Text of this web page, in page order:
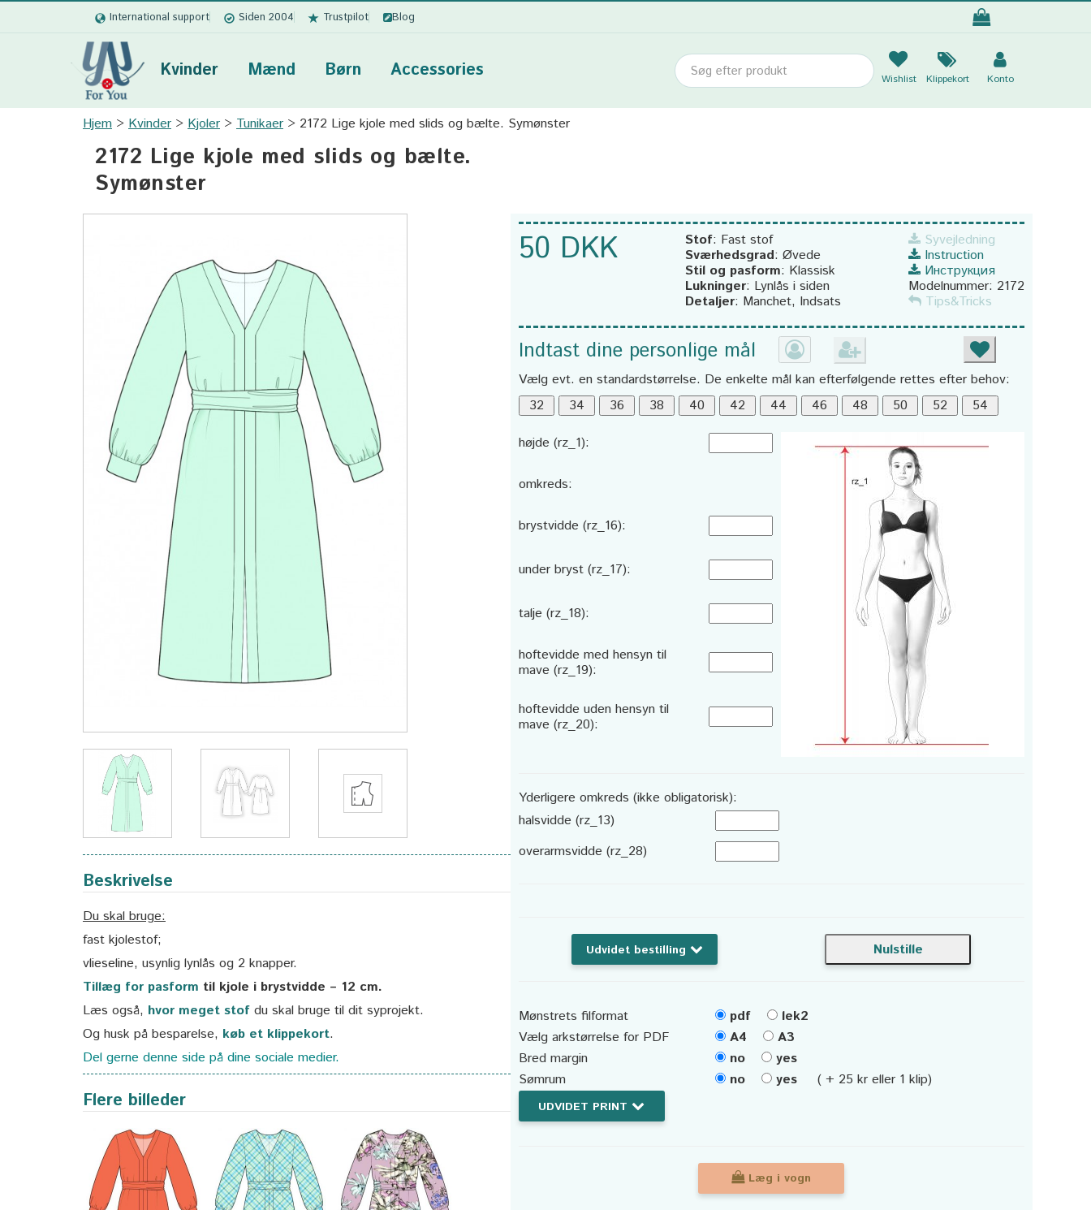
International support Siden 2004 Trustpilot Blog
Kvinder Mænd Børn Accessories Wishlist Klippekort Konto
Hjem Kvinder Kjoler Tunikaer 2172 Lige kjole med slids og bælte. Symønster
2172 Lige kjole med slids og bælte.
Symønster
Beskrivelse
Du skal bruge:
fast kjolestof;
vlieseline, usynlig lynlås og 2 knapper.
Tillæg for pasform til kjole i brystvidde – 12 cm.
Læs også, hvor meget stof du skal bruge til dit syprojekt.
Og husk på besparelse, køb et klippekort.
Del gerne denne side på dine sociale medier.
Flere billeder
50 DKK Stof: Fast stof
Sværhedsgrad: Øvede
Stil og pasform: Klassisk
Lukninger: Lynlås i siden
Detaljer: Manchet, Indsats
Syvejledning
Instruction
Инструкция
Modelnummer: 2172
Tips&Tricks
Indtast dine personlige mål
Vælg evt. en standardstørrelse. De enkelte mål kan efterfølgende rettes efter behov:
højde (rz_1):
omkreds:
brystvidde (rz_16):
under bryst (rz_17):
talje (rz_18):
hoftevidde med hensyn til
mave (rz_19):
hoftevidde uden hensyn til
mave (rz_20):
Yderligere omkreds (ikke obligatorisk):
halsvidde (rz_13)
overarmsvidde (rz_28)
Udvidet bestilling
Mønstrets filformat pdf
lek2
Vælg arkstørrelse for PDF
A4
A3
Bred margin
no
yes
Sømrum
no yes ( + 25 kr eller 1 klip)
UDVIDET PRINT
Læg i vogn